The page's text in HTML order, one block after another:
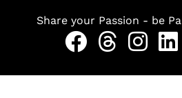
Share your Passion - be